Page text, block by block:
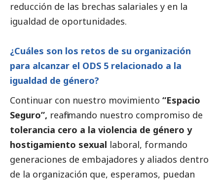
reducción de las brechas salariales y en la
igualdad de oportunidades.
¿Cuáles son los retos de su organización
para alcanzar el ODS 5 relacionado a la
igualdad de género?
Continuar con nuestro movimiento “Espacio
Seguro”, reafirmando nuestro compromiso de
tolerancia cero a la violencia de género y
hostigamiento sexual laboral, formando
generaciones de embajadores y aliados dentro
de la organización que, esperamos, puedan